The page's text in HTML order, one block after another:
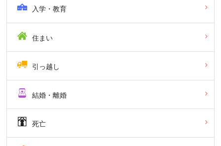
入学・教育
住まい
引っ越し
結婚・離婚
死亡